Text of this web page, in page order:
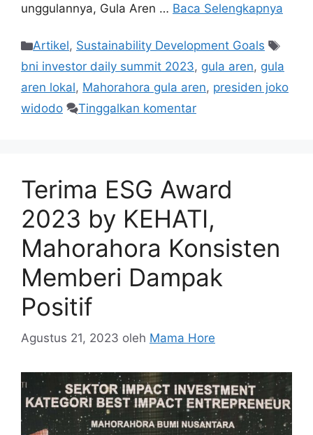
unggulannya, Gula Aren … Baca Selengkapnya
Artikel, Sustainability Development Goals
bni investor daily summit 2023, gula aren, gula
aren lokal, Mahorahora gula aren, presiden joko
widodo
Tinggalkan komentar
Terima ESG Award
2023 by KEHATI,
Mahorahora Konsisten
Memberi Dampak
Positif
Agustus 21, 2023 oleh Mama Hore